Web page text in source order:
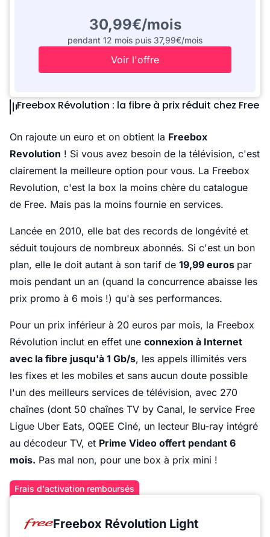
30,99€/mois
pendant 12 mois puis 37,99€/mois
Voir l'offre
Freebox Révolution : la fibre à prix réduit chez Free
On rajoute un euro et on obtient la Freebox
Revolution ! Si vous avez besoin de la télévision, c'est
clairement la meilleure option pour vous. La Freebox
Revolution, c'est la box la moins chère du catalogue
de Free. Mais pas la moins fournie en services.
Lancée en 2010, elle bat des records de longévité et
séduit toujours de nombreux abonnés. Si c'est un bon
plan, elle le doit autant à son tarif de 19,99 euros par
mois pendant un an (quand la concurrence abaisse les
prix promo à 6 mois !) qu'à ses performances.
Pour un prix inférieur à 20 euros par mois, la Freebox
Révolution inclut en effet une connexion à Internet
avec la fibre jusqu'à 1 Gb/s, les appels illimités vers
les fixes et les mobiles et sans aucun doute possible
l'un des meilleurs services de télévision, avec 270
chaînes (dont 50 chaînes TV by Canal, le service Free
Ligue Uber Eats, OQEE Ciné, un lecteur Blu-ray intégré
au décodeur TV, et Prime Video offert pendant 6
mois. Pas mal non, pour une box à prix mini !
Frais d'activation remboursés
Freebox Révolution Light